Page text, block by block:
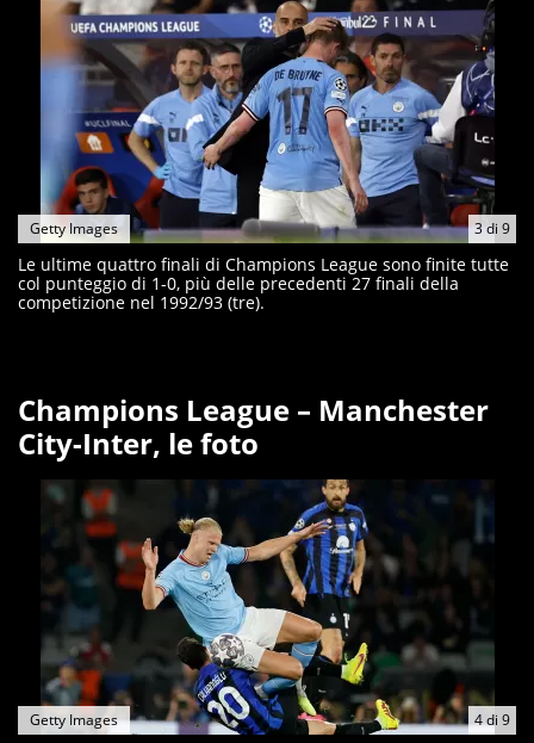
3di 9
Getty Images
Le ultime quattro finali di Champions League sono finite tutte
col punteggio di 1-0, più delle precedenti 27 finali della
competizione nel 1992/93 (tre).
Champions League – Manchester
City-Inter, le foto
4di 9
Getty Images